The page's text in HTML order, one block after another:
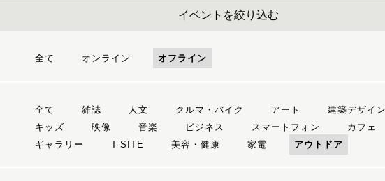
イベントを絞り込む
全て オンライン オフライン
全て 雑誌 人文 クルマ・バイク アート 建築デザイン
キッズ
映像 音楽 ビジネス スマートフォン カフェ
ギャラリー
T-SITE 美容・健康 家電 アウトドア